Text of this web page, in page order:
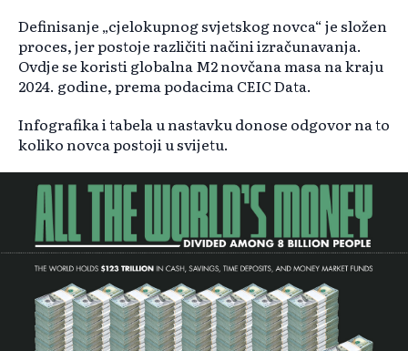
Definisanje „cjelokupnog svjetskog novca“ je složen
proces, jer postoje različiti načini izračunavanja.
Ovdje se koristi globalna M2 novčana masa na kraju
2024. godine, prema podacima CEIC Data.
Infografika i tabela u nastavku donose odgovor na to
koliko novca postoji u svijetu.